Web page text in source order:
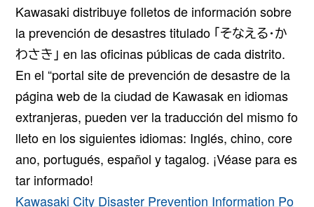
Kawasaki distribuye folletos de información sobre
la prevención de desastres titulado 「そなえる・か
わさき」 en las oficinas públicas de cada distrito.
En el “portal site de prevención de desastre de la
página web de la ciudad de Kawasak en idiomas
extranjeras, pueden ver la traducción del mismo fo
lleto en los siguientes idiomas: Inglés, chino, core
ano, portugués, español y tagalog. ¡Véase para es
tar informado!
Kawasaki City Disaster Prevention Information Po